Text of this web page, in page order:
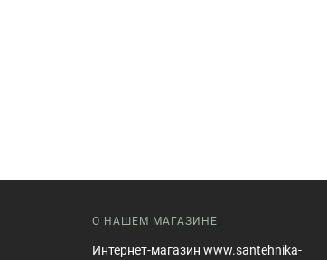
О НАШЕМ МАГАЗИНЕ
Интернет-магазин www.santehnika-